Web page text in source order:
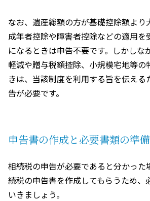
なお、遺産総額の方が基礎控除額より
成年者控除や障害者控除などの適用を
になるときは申告不要です。しかしな
軽減や贈与税額控除、小規模宅地等の
きは、当該制度を利用する旨を伝える
告が必要です。
申告書の作成と必要書類の準備
相続税の申告が必要であると分かった
続税の申告書を作成してもらうため、
いきましょう。